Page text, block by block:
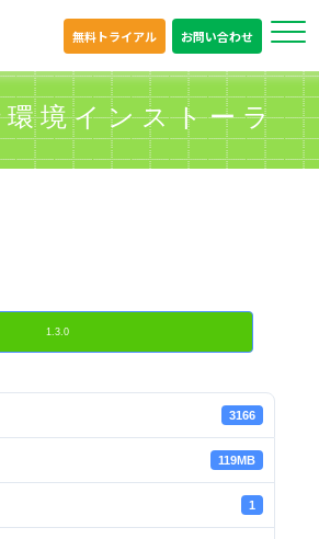
無料トライアル お問い合わせ
境インストーラ
1.3.0
3166
119MB
1